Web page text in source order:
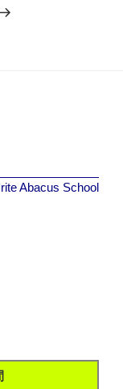
Abacus School